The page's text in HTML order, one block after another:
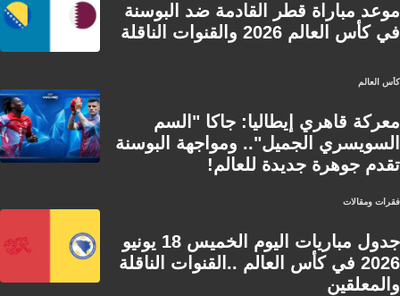
موعد مباراة قطر القادمة ضد البوسنة
في كأس العالم 2026 والقنوات الناقلة
كأس العالم
معركة قاهري إيطاليا: جاكا "السم
السويسري الجميل".. ومواجهة البوسنة
تقدم جوهرة جديدة للعالم!
فقرات ومقالات
جدول مباريات اليوم الخميس 18 يونيو
2026 في كأس العالم ..القنوات الناقلة
والمعلقين